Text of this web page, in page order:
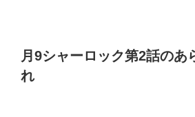
月 9シャーロック第2話のあ
れ